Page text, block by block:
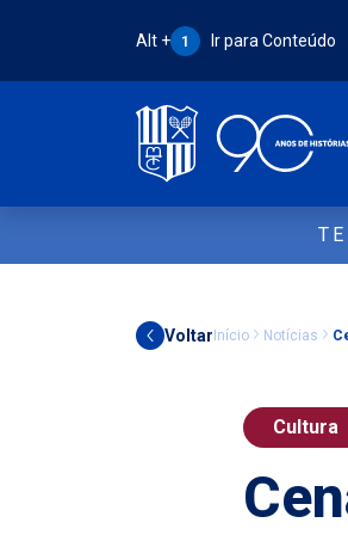
Atalho Alt + 1:
Alt + 1 Ir para Conteúdo
Voltar Início Notícias
Cultura